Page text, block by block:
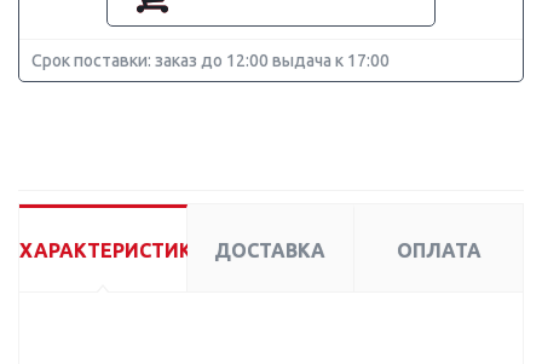
Срок поставки: заказ до 12:00 выдача к 17:00
ХАРАКТЕРИСТИКИ ДОСТАВКА ОПЛАТА